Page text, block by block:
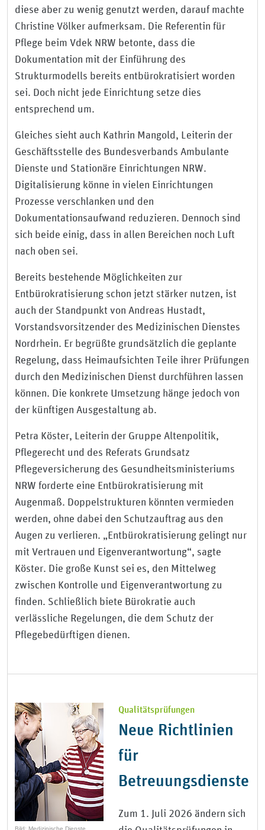
diese aber zu wenig genutzt werden, darauf machte
Christine Völker aufmerksam. Die Referentin für
Pflege beim Vdek NRW betonte, dass die
Dokumentation mit der Einführung des
Strukturmodells bereits entbürokratisiert worden
sei. Doch nicht jede Einrichtung setze dies
entsprechend um.
Gleiches sieht auch Kathrin Mangold, Leiterin der
Geschäftsstelle des Bundesverbands Ambulante
Dienste und Stationäre Einrichtungen NRW.
Digitalisierung könne in vielen Einrichtungen
Prozesse verschlanken und den
Dokumentationsaufwand reduzieren. Dennoch sind
sich beide einig, dass in allen Bereichen noch Luft
nach oben sei.
Bereits bestehende Möglichkeiten zur
Entbürokratisierung schon jetzt stärker nutzen, ist
auch der Standpunkt von Andreas Hustadt,
Vorstandsvorsitzender des Medizinischen Dienstes
Nordrhein. Er begrüßte grundsätzlich die geplante
Regelung, dass Heimaufsichten Teile ihrer Prüfungen
durch den Medizinischen Dienst durchführen lassen
können. Die konkrete Umsetzung hänge jedoch von
der künftigen Ausgestaltung ab.
Petra Köster, Leiterin der Gruppe Altenpolitik,
Pflegerecht und des Referats Grundsatz
Pflegeversicherung des Gesundheitsministeriums
NRW forderte eine Entbürokratisierung mit
Augenmaß. Doppelstrukturen könnten vermieden
werden, ohne dabei den Schutzauftrag aus den
Augen zu verlieren. „Entbürokratisierung gelingt nur
mit Vertrauen und Eigenverantwortung“, sagte
Köster. Die große Kunst sei es, den Mittelweg
zwischen Kontrolle und Eigenverantwortung zu
finden. Schließlich biete Bürokratie auch
verlässliche Regelungen, die dem Schutz der
Pflegebedürftigen dienen.
Bild: Medizinische Dienste
Qualitätsprüfungen
Neue Richtlinien
für
Betreuungsdienste
Zum 1. Juli 2026 ändern sich